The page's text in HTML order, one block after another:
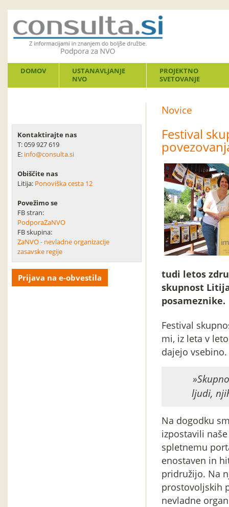
DOMOV
USTANAVLJANJE
NVO
PROJEKTNO
SVETOVANJE
Kontaktirajte nas
T: 059 927 619
E: info@consulta.si
Obiščite nas
Litija: Ponoviška cesta 12
Povežimo se
FB stran:
PodporaZaNVO
FB skupina:
ZaNVO - nevladne organizacije
zasavske regije
Prijava na e-obvestila
Novice
Festival
tudi letos
skupnost
posameznike.
Festival
mi, iz leta v
dajejo vsebino.
ljudi,
Na dogodku
izpostavili
spletnemu
enostaven in
pridružijo. Na
prostovoljskih
nevladne